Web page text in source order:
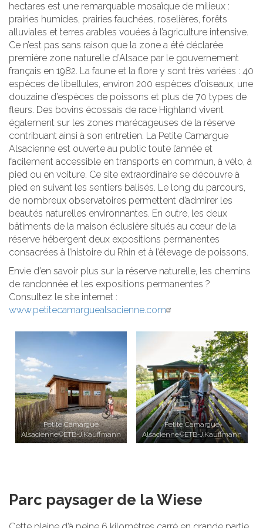
hectares est une remarquable mosaïque de milieux :
prairies humides, prairies fauchées, roselières, forêts
alluviales et terres arables vouées à l’agriculture intensive.
Ce n’est pas sans raison que la zone a été déclarée
première zone naturelle d’Alsace par le gouvernement
français en 1982. La faune et la flore y sont très variées : 40
espèces de libellules, environ 200 espèces d’oiseaux, une
douzaine d’espèces de poissons et plus de 70 types de
fleurs. Des bovins écossais de race Highland vivent
également sur les zones marécageuses de la réserve
contribuant ainsi à son entretien. La Petite Camargue
Alsacienne est ouverte au public toute l’année et
facilement accessible en transports en commun, à vélo, à
pied ou en voiture. Ce site extraordinaire se découvre à
pied en suivant les sentiers balisés. Le long du parcours,
de nombreux observatoires permettent d’admirer les
beautés naturelles environnantes. En outre, les deux
bâtiments de la maison éclusière situés au cœur de la
réserve hébergent deux expositions permanentes
consacrées à l’histoire du Rhin et à l’élevage de poissons.
Envie d’en savoir plus sur la réserve naturelle, les chemins
de randonnée et les expositions permanentes ?
Consultez le site internet :
www.petitecamarguealsacienne.com
Petite Camargue
Alsacienne©ETB-J.Kauffmann
Petite Camargue
Alsacienne©ETB-J.Kauffmann
Parc paysager de la Wiese